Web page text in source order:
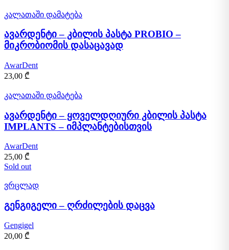
კალათაში დამატება
ავარდენტი – კბილის პასტა PROBIO –
მიკრობიომის დასაცავად
AwarDent
23,00 ₾
კალათაში დამატება
ავარდენტი – ყოველდღიური კბილის პასტა
IMPLANTS – იმპლანტებისთვის
AwarDent
25,00 ₾
Sold out
ვრცლად
გენგიგელი – ღრძილების დაცვა
Gengigel
20,00 ₾